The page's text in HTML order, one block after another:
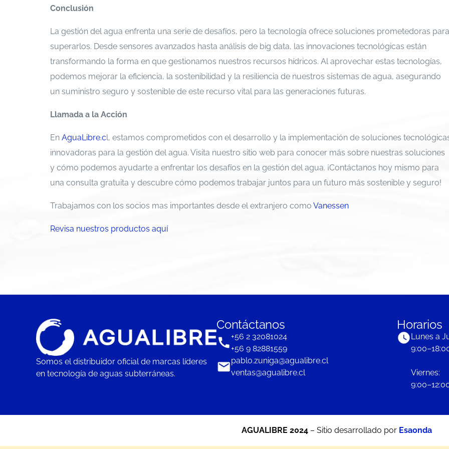
Conclusión
La gestión del agua enfrenta una serie de desafíos, pero la tecnología ofrece soluciones prometedoras para
superarlos. Desde sensores avanzados hasta análisis de big data, las innovaciones tecnológicas están
transformando la forma en que gestionamos nuestros recursos hídricos. Al aprovechar estas tecnologías,
podemos mejorar la eficiencia, la sostenibilidad y la resiliencia de nuestros sistemas de agua, asegurando
un suministro seguro y sostenible de este recurso vital para las generaciones futuras.
Llamada a la Acción
En AguaLibre.cl, estamos comprometidos con el desarrollo y la implementación de soluciones
innovadoras para la gestión del agua. Visita nuestro sitio web para conocer más sobre nuestras soluciones
y cómo podemos ayudarte a enfrentar los desafíos en la gestión del agua. ¡Contáctanos hoy mismo para
una consulta gratuita y descubre cómo podemos trabajar juntos para un futuro más sostenible y seguro!
Trabajamos con los socios mas importantes desde el extranjero como Vanessen
Revisa nuestros productos aquí
Somos el distribuidor oficial de marcas líderes
en tecnología de aguas subterráneas.
Contáctanos
+56 2 32081024
+56 9 82881559
pablo.zuniga@agualibre.cl
ventas@agualibre.cl
Horarios
Lunes a
Viernes:
AGUALIBRE 2024 – Sitio desarrollado por Esaonda